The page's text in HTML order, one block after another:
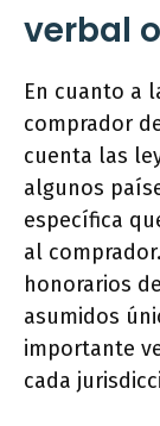
verbal
En cuanto a
comprador
cuenta las
algunos
específica
al
honorarios
asumidos
importante
cada